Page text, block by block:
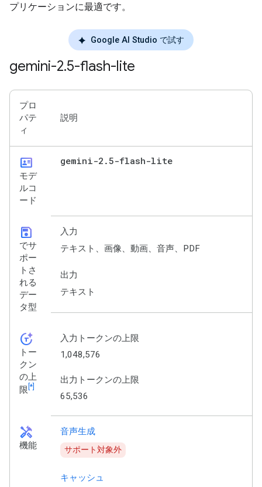
プリケーションに最適です。
Google AI Studio で試す
gemini-2.5-flash-lite
プロ
パテ
ィ
説明
id_card
モデ
ルコ
ード
gemini-2 .5-flash-lite
save
でサ
ポー
トさ
れる
デー
タ型
入力
テキスト、画像、動画、音声、PDF
出力
テキスト
token_auto
トー
クン
の上
限 [*]
入力トークンの上限
1,048,576
出力トークンの上限
65,536
handyman
機能
音声生成
サポート対象外
キャッシュ